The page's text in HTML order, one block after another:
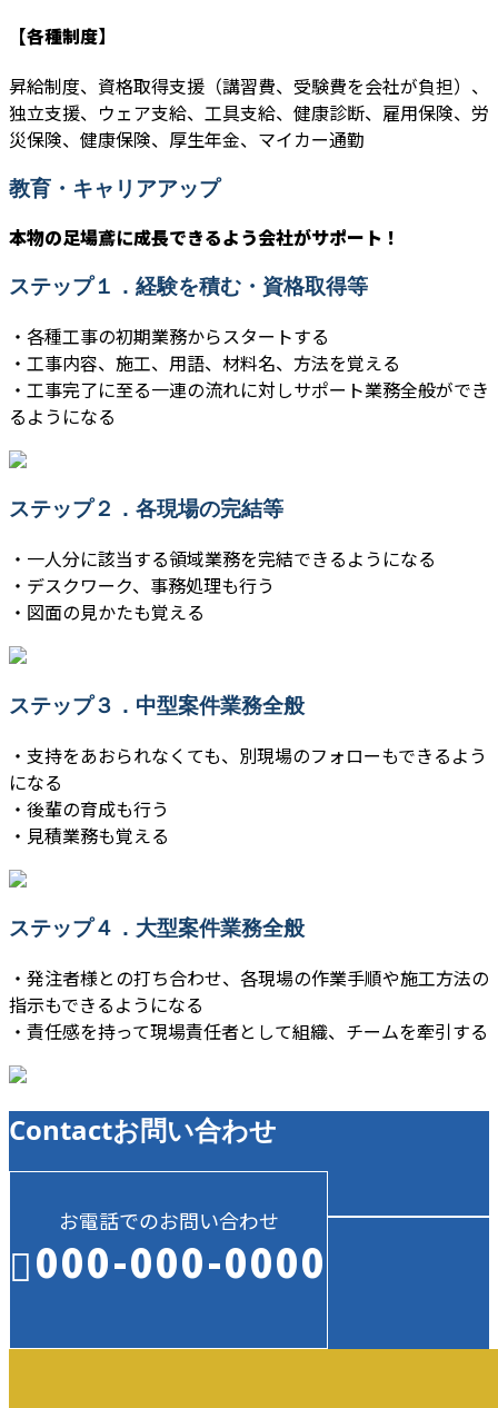
【各種制度】
昇給制度、資格取得支援（講習費、受験費を会社が負担）、
独立支援、ウェア支給、工具支給、健康診断、雇用保険、労
災保険、健康保険、厚生年金、マイカー通勤
教育・キャリアアップ
本物の足場鳶に成長できるよう会社がサポート！
ステップ１．経験を積む・資格取得等
・各種工事の初期業務からスタートする
・工事内容、施工、用語、材料名、方法を覚える
・工事完了に至る一連の流れに対しサポート業務全般ができ
るようになる
ステップ２．各現場の完結等
・一人分に該当する領域業務を完結できるようになる
・デスクワーク、事務処理も行う
・図面の見かたも覚える
ステップ３．中型案件業務全般
・支持をあおられなくても、別現場のフォローもできるよう
になる
・後輩の育成も行う
・見積業務も覚える
ステップ４．大型案件業務全般
・発注者様との打ち合わせ、各現場の作業手順や施工方法の
指示もできるようになる
・責任感を持って現場責任者として組織、チームを牽引する
Contactお問い合わせ
お電話でのお問い合わせ
000-000-0000